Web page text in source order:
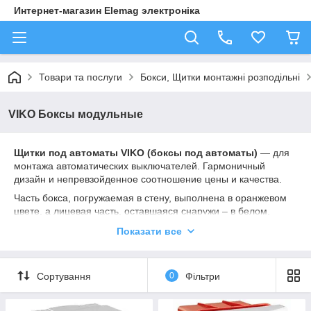
Интернет-магазин Elemag электроніка
Товари та послуги Бокси, Щитки монтажні розподільні
VIKO Боксы модульные
Щитки под автоматы VIKO (боксы под автоматы) ― для
монтажа автоматических выключателей. Гармоничный
дизайн и непревзойденное соотношение цены и качества.
Часть бокса, погружаемая в стену, выполнена в оранжевом
цвете, а лицевая часть, оставшаяся снаружи – в белом.
Щитки под автоматы vikодля автоматических
предназначены для сборки низковольтного оборудования
(автоматические выключатели, УЗО , реле напряжения
),
используются на объектах жилого, офисного назначения.
В комплект щитков входит:
клеммный блок (нулевая
Показати все
Сортування 0 Фільтри